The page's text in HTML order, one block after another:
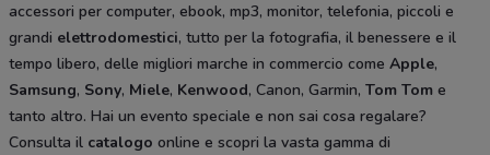
accessori per computer, ebook, mp3, monitor, telefonia, piccoli e
grandi elettrodomestici, tutto per la fotografia, il benessere e il
tempo libero, delle migliori marche in commercio come Apple,
Samsung, Sony, Miele, Kenwood, Canon, Garmin, Tom Tom e
tanto altro. Hai un evento speciale e non sai cosa regalare?
Consulta il catalogo online e scopri la vasta gamma di